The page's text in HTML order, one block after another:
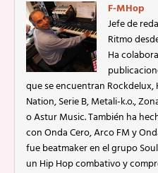
F-MHop
Jefe de
Ritmo
Ha
que se encuentran Rockdelux,
Nation, Serie B, Metali-k.o.,
o Astur Music. También ha
con Onda Cero, Arco FM y
fue beatmaker en el grupo
un Hip Hop combativo y